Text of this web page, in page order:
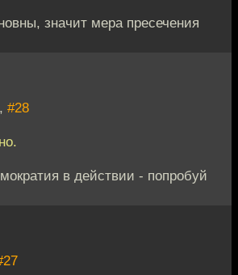
значит мера пресечения
#28
в действии - попробуй